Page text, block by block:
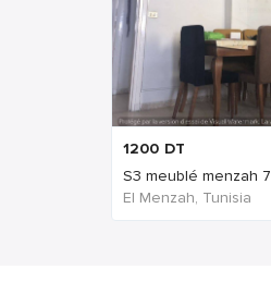
1200 DT
S3 meublé menzah 7
El Menzah, Tunisia